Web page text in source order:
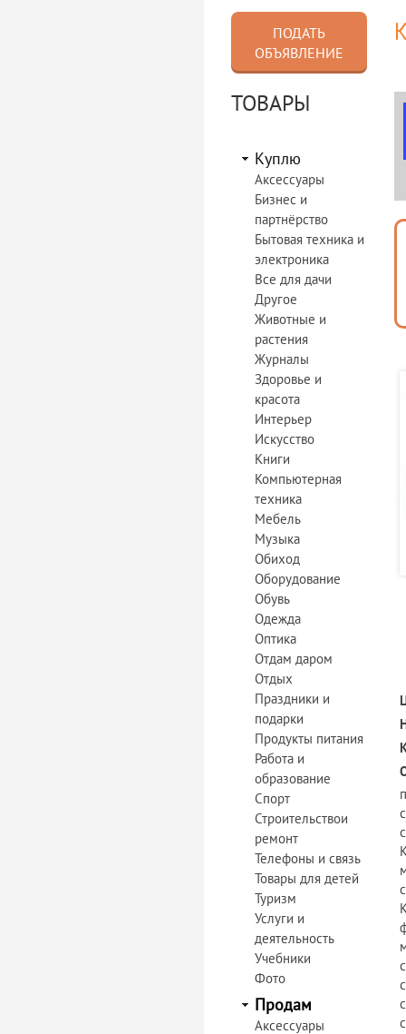
Услуги
ПОДАТЬ
ОБЪЯВЛЕНИЕ
ТОВАРЫ
Куплю
Аксессуары
Бизнес и
партнёрство
Бытовая техника и
электроника
Все для дачи
Другое
Животные и
растения
Журналы
Здоровье и
красота
Интерьер
Искусство
Книги
Компьютерная
техника
Мебель
Музыка
Обиход
Оборудование
Обувь
Одежда
Оптика
Отдам даром
Отдых
Праздники и
подарки
Продукты питания
Работа и
образование
Спорт
Строительствои
ремонт
Телефоны и связь
Товары для детей
Туризм
Услуги и
деятельность
Учебники
Фото
Продам
Аксессуары